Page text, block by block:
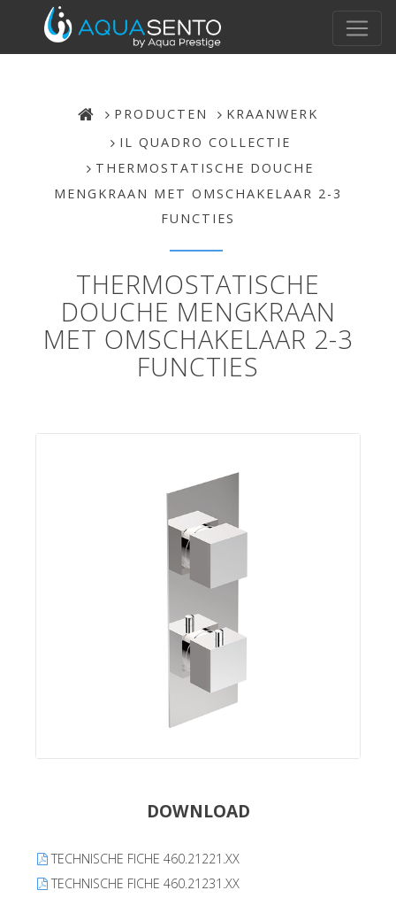
PRODUCTEN
KRAANWERK
IL QUADRO COLLECTIE
THERMOSTATISCHE DOUCHE
MENGKRAAN MET OMSCHAKELAAR 2-3
FUNCTIES
THERMOSTATISCHE
DOUCHE MENGKRAAN
MET OMSCHAKELAAR 2-3
FUNCTIES
DOWNLOAD
TECHNISCHE FICHE 460.21221.XX
TECHNISCHE FICHE 460.21231.XX